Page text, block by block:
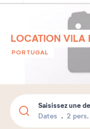
LOCATION VILA
PORTUGAL
Saisissez une
Dates 2 pers.